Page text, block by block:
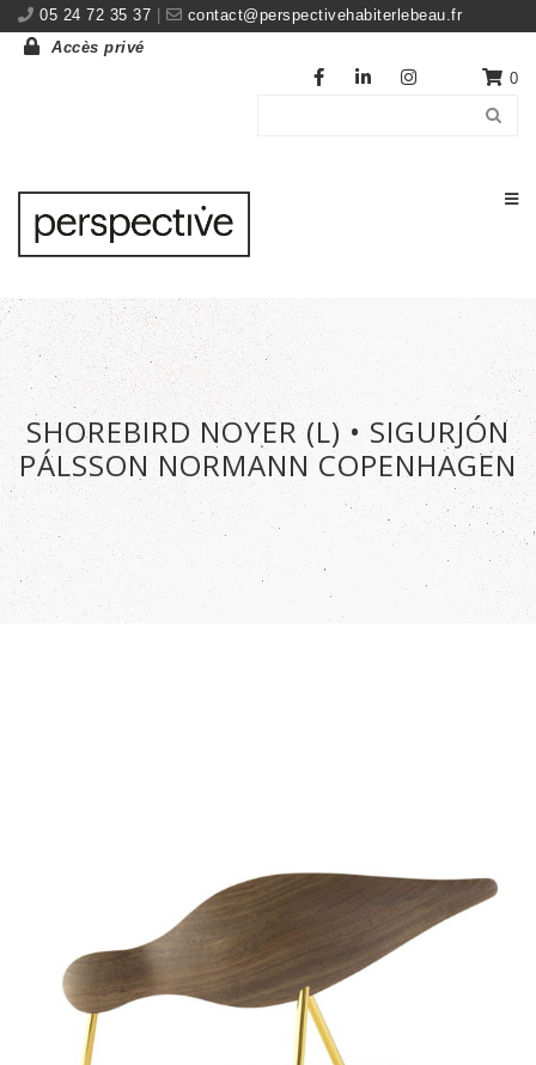
05 24 72 35 37
contact@perspectivehabiterlebeau.fr
Accès privé
0
SHOREBIRD NOYER (L) • SIGURJÓN
PÁLSSON NORMANN COPENHAGEN